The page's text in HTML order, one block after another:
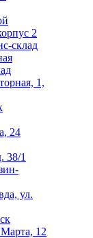
2
склад
1,
24
38/1
ул.
Марта, 12